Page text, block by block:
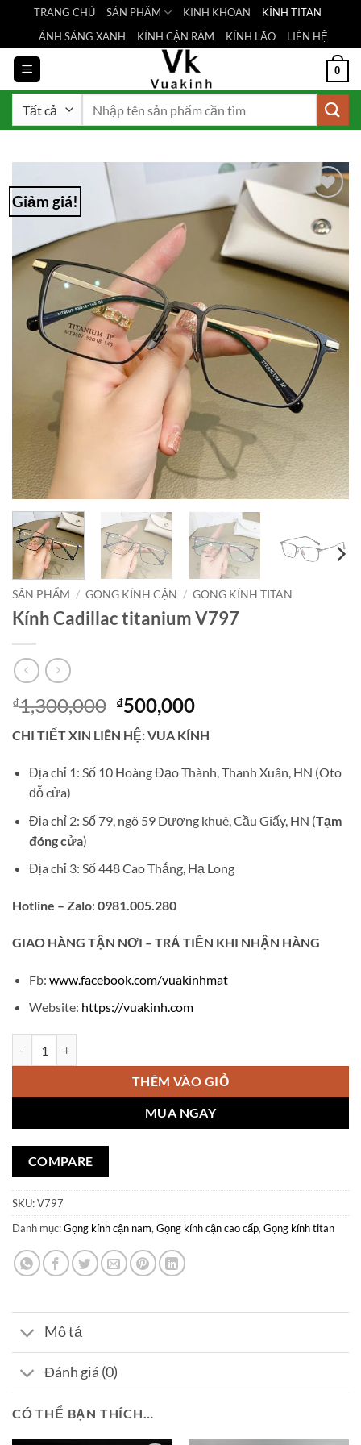
nội
dung
TRANG CHỦ SẢN PHẨM KINH KHOAN
KÍNH TITAN
ÁNH SÁNG XANH
KÍNH CẬN RÂM KÍNH LÃO LIÊN HỆ
0
Giảm giá!
Wishlist
SẢN PHẨM / GỌNG KÍNH CẬN / GỌNG KÍNH TITAN
Kính Cadillac titanium V797
₫1,300,000 Giá
gốc
là:
₫1,300,000.
₫500,000Giá
tại
là:
₫500,000.
CHI TIẾT XIN LIÊN HỆ: VUA KÍNH
Địa chỉ 1: Số 10 Hoàng Đạo Thành, Thanh Xuân, HN (Oto
đỗ cửa)
Địa chỉ 2: Số 79, ngõ 59 Dương khuê, Cầu Giấy, HN (Tạm
đóng cửa)
Địa chỉ 3: Số 448 Cao Thắng, Hạ Long
Hotline – Zalo: 0981.005.280
GIAO HÀNG TẬN NƠI – TRẢ TIỀN KHI NHẬN HÀNG
Fb: www.facebook.com/vuakinhmat
Website: https://vuakinh.com
THÊM VÀO GIỎ
MUA NGAY
COMPARE
SKU:V797
Danh mục:Gọng kính cận nam, Gọng kính cận cao cấp, Gọng kính titan
Mô tả
Đánh giá (0)
CÓ THỂ BẠN THÍCH…